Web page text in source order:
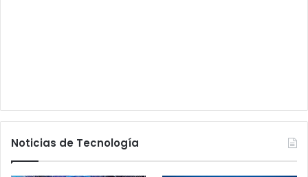
Noticias de Tecnología